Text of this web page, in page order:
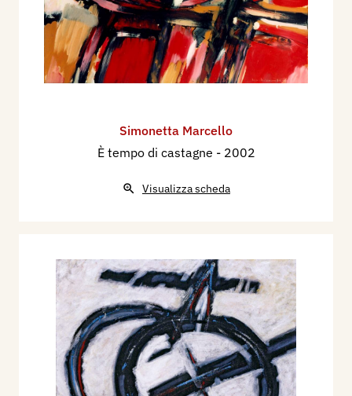
Simonetta Marcello
È tempo di castagne - 2002
Visualizza scheda